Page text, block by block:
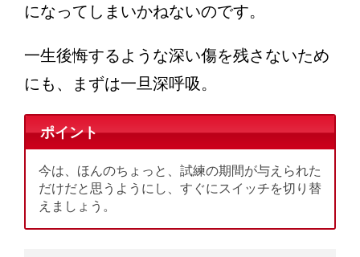
になってしまいかねないのです。
一生後悔するような深い傷を残さないため
にも、まずは一旦深呼吸。
ポイント
今は、ほんのちょっと、試練の期間が与えられた
だけだと思うようにし、すぐにスイッチを切り替
えましょう。